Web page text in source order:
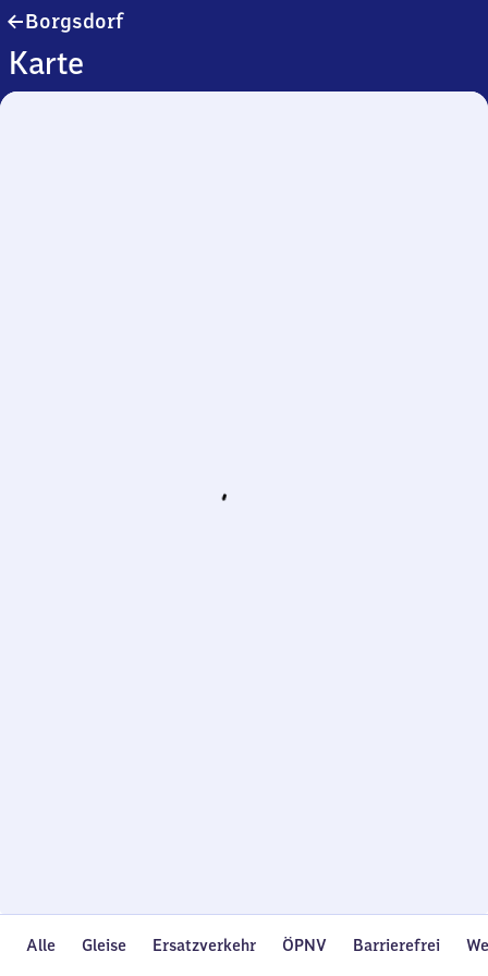
BorgsdorfBorgsdorf
Karte
Alle Gleise Ersatzverkehr ÖPNV Barrierefrei